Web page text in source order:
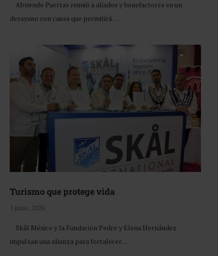
Abriendo Puertas reunió a aliados y benefactores en un
desayuno con causa que permitirá …
Turismo que protege vida
1 junio, 2026
Skål México y la Fundación Pedro y Elena Hernández
impulsan una alianza para fortalecer …